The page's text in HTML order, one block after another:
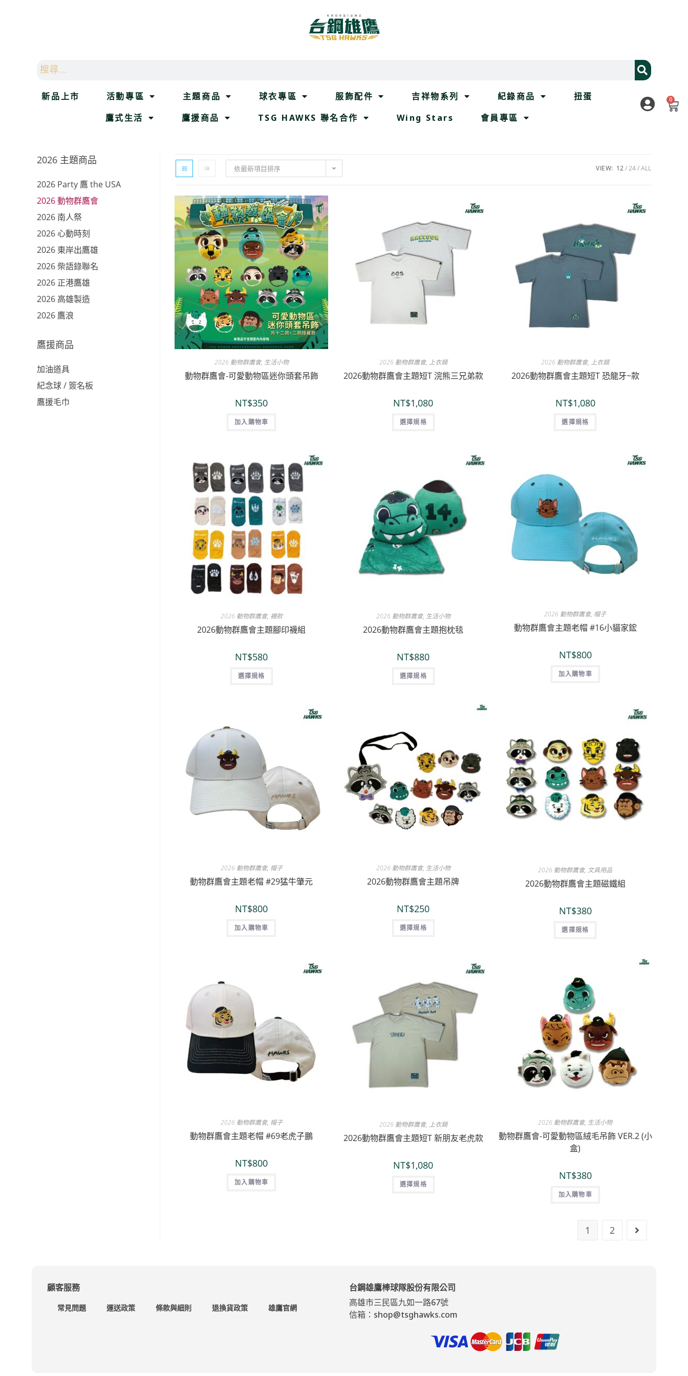
新品上市 活動專區 主題商品 球衣專區 服飾配件 吉祥物系列 紀錄商品
扭蛋
鷹式生活
鷹援商品 TSG HAWKS 聯名合作 Wing Stars 會員專區
0
依最新項目排序 VIEW: 12 24 ALL
2026 動物群鷹會, 生活小物
動物群鷹會-可愛動物區迷你頭套吊飾
NT$350
加入購物車
2026 動物群鷹會, 上衣類
2026動物群鷹會主題短T 浣熊三兄弟款
NT$1,080
選擇規格
2026 動物群鷹會, 上衣類
2026動物群鷹會主題短T 恐龍牙~款
NT$1,080
選擇規格
2026 動物群鷹會, 襪款
2026動物群鷹會主題腳印襪組
NT$580
選擇規格
2026 動物群鷹會, 生活小物
2026動物群鷹會主題抱枕毯
NT$880
選擇規格
2026 動物群鷹會, 帽子
動物群鷹會主題老帽 #16小貓家鋐
NT$800
加入購物車
2026 動物群鷹會, 帽子
動物群鷹會主題老帽 #29猛牛肇元
NT$800
加入購物車
2026 動物群鷹會, 生活小物
2026動物群鷹會主題吊牌
NT$250
選擇規格
2026 動物群鷹會, 文具用品
2026動物群鷹會主題磁鐵組
NT$380
選擇規格
2026 動物群鷹會, 帽子
動物群鷹會主題老帽 #69老虎子鵬
NT$800
加入購物車
2026 動物群鷹會, 上衣類
2026動物群鷹會主題短T 新朋友老虎款
NT$1,080
選擇規格
2026 動物群鷹會, 生活小物
動物群鷹會-可愛動物區絨毛吊飾 VER.2 (小
盒)
NT$380
加入購物車
1 2
2026 主題商品
2026 Party 鷹 the USA
2026 動物群鷹會
2026 南人祭
2026 心動時刻
2026 東岸出鷹雄
2026 柴語錄聯名
2026 正港鷹雄
2026 高雄製造
2026 鷹浪
鷹援商品
加油道具
紀念球 / 簽名板
鷹援毛巾
顧客服務
常見問題 運送政策 條款與細則 退換貨政策 雄鷹官網
台鋼雄鷹棒球隊股份有限公司
高雄市三民區九如一路67號
信箱：shop@tsghawks.com